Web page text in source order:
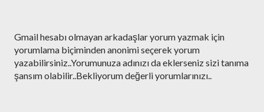
Y
o
r
u
Gmail hesabı olmayan arkadaşlar yorum yazmak için
yorumlama biçiminden anonimi seçerek yorum
yazabilirsiniz..Yorumunuza adınızı da eklerseniz sizi tanıma
şansım olabilir..Bekliyorum değerli yorumlarınızı..